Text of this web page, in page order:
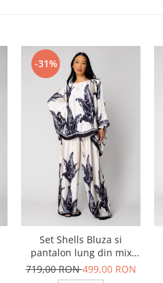
-31%
Set Shells Bluza si
pantalon lung din mix
matase Off White/ Black
719,00 RON499,00 RON